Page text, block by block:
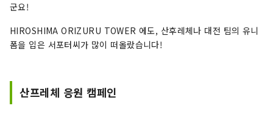
군요!
HIROSHIMA ORIZURU TOWER 에도, 산후레체나 대전 팀의 유니
폼을 입은 서포터씨가 많이 떠올랐습니다!
산프레체 응원 캠페인